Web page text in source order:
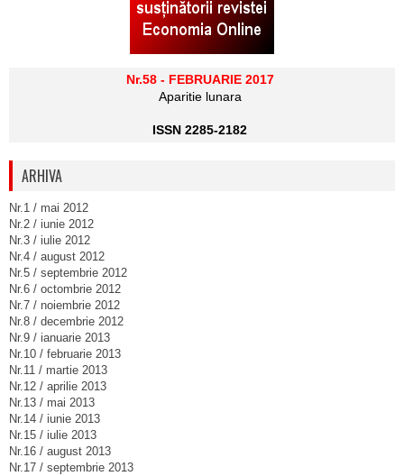
Nr.58 - FEBRUARIE 2017
Aparitie lunara
ISSN 2285-2182
ARHIVA
Nr.1 / mai 2012
Nr.2 / iunie 2012
Nr.3 / iulie 2012
Nr.4 / august 2012
Nr.5 / septembrie 2012
Nr.6 / octombrie 2012
Nr.7 / noiembrie 2012
Nr.8 / decembrie 2012
Nr.9 / ianuarie 2013
Nr.10 / februarie 2013
Nr.11 / martie 2013
Nr.12 / aprilie 2013
Nr.13 / mai 2013
Nr.14 / iunie 2013
Nr.15 / iulie 2013
Nr.16 / august 2013
Nr.17 / septembrie 2013